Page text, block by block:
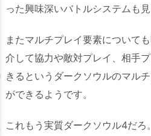
った興味深いバトルシステムも見
またマルチプレイ要素について
介して協力や敵対プレイ、相手
きるというダークソウルのマル
ができるようです。
これもう実質ダークソウル4だ